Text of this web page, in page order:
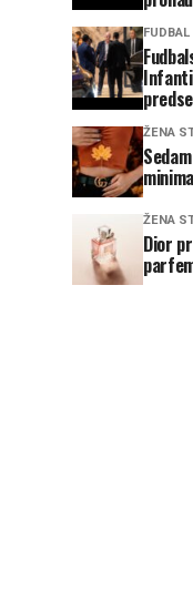
FUDBAL
ŽENA
ŽENA
Dior